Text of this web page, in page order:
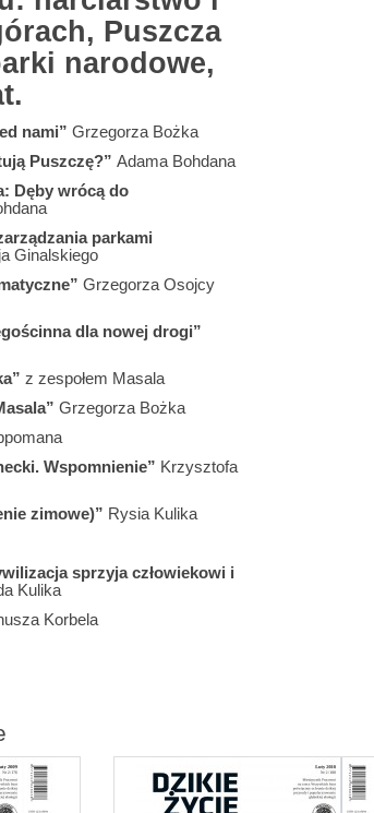
Puszcza
narodowe,
nami” Grzegorza Bożka
Puszczę?” Adama Bohdana
Dęby wrócą do
parkami
Ginalskiego
Grzegorza Osojcy
dla nowej drogi”
z zespołem Masala
Grzegorza Bożka
Wspomnienie” Krzysztofa
zimowe)” Rysia Kulika
sprzyja człowiekowi i
Kulika
Korbela